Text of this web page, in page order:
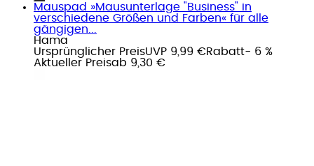
Mauspad »Mausunterlage "Business" in
verschiedene Größen und Farben« für alle
gängigen...
Hama
Ursprünglicher PreisUVP 9,99 €Rabatt- 6 %
Aktueller Preisab 9,30 €